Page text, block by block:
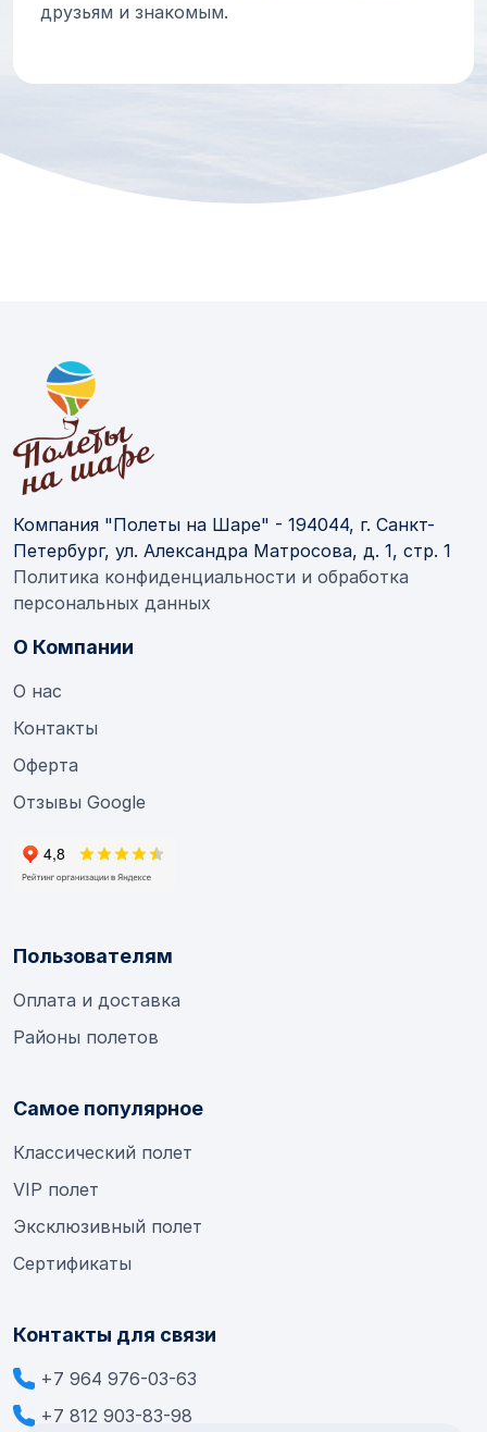
друзьям и знакомым.
Компания "Полеты на Шаре" - 194044, г. Санкт-
Петербург, ул. Александра Матросова, д. 1, стр. 1
Политика конфиденциальности и обработка
персональных данных
О Компании
О нас
Контакты
Оферта
Отзывы Google
Пользователям
Оплата и доставка
Районы полетов
Самое популярное
Классический полет
VIP полет
Эксклюзивный полет
Сертификаты
Контакты для связи
+7 964 976-03-63
+7 812 903-83-98